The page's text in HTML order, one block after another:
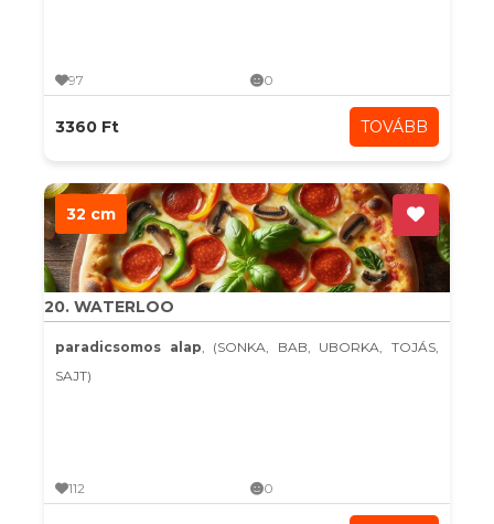
97 0
3360 Ft TOVÁBB
32 cm
20. WATERLOO
paradicsomos alap, (SONKA, BAB, UBORKA, TOJÁS,
SAJT)
112 0